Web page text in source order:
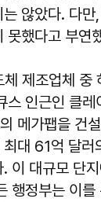
않았다. 다만
못했다고 부연
제조업체 중
스 인근인 클
메가팹을 건
대 61억 달러
이 대규모 단
행정부는 이